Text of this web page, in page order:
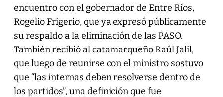
encuentro con el gobernador de Entre Ríos,
Rogelio Frigerio, que ya expresó públicamente
su respaldo a la eliminación de las PASO.
También recibió al catamarqueño Raúl Jalil,
que luego de reunirse con el ministro sostuvo
que “las internas deben resolverse dentro de
los partidos”, una definición que fue